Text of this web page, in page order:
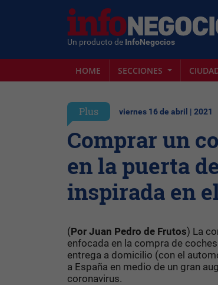
Un producto de InfoNegocios
HOME SECCIONES
Plus viernes 16 de abril | 2021
Comprar un
en la puerta
inspirada en
(Por Juan Pedro de Frutos) La
enfocada en la compra de
entrega a domicilio (con el
a España en medio de un gran
coronavirus.